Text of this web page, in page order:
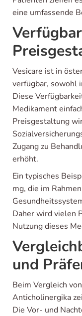
eine umfassende
Vesicare ist in
verfügbar, sowohl
Diese
Medikament
Preisgestaltung
Zugang zu
erhöht.
Ein typisches
mg, die im
Daher wird vielen
Nutzung dieses
und
Beim Vergleich
Anticholinergika
Die Vor- und